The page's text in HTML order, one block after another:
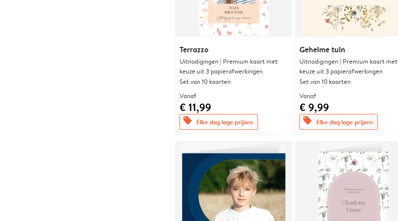
Terrazzo
Uitnodigingen | Premium kaart met
keuze uit 3 papierafwerkingen
Set van 10 kaarten
Vanaf
€ 11,99
offers Elke dag lage prijzen
Geheime tuin
Uitnodigingen | Premium kaart met
keuze uit 3 papierafwerkingen
Set van 10 kaarten
Vanaf
€ 9,99
offers Elke dag lage prijzen